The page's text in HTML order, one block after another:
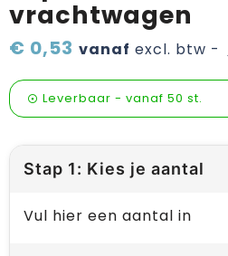
vrachtwagen
€ 0,53 vanaf excl. btw -
Leverbaar - vanaf 50 st.
Stap 1: Kies je aantal
Vul hier een aantal in